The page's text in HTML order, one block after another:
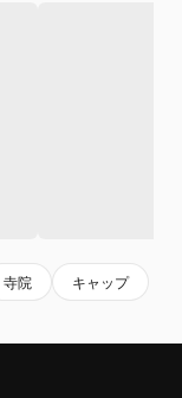
寺院 キャップ